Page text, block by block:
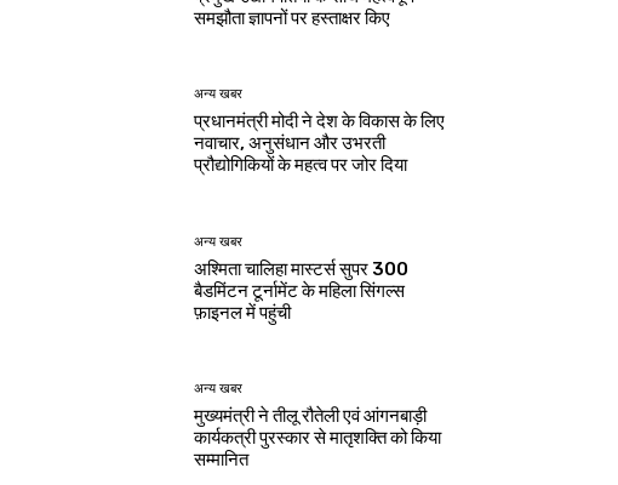
समझौता ज्ञापनों पर हस्‍ताक्षर किए
अन्य खबर
प्रधानमंत्री मोदी ने देश के विकास के लिए
नवाचार, अनुसंधान और उभरती
प्रौद्योगिकियों के महत्व पर जोर दिया
अन्य खबर
अश्मिता चालिहा मास्टर्स सुपर 300
बैडमिंटन टूर्नामेंट के महिला सिंगल्स
फ़ाइनल में पहुंची
अन्य खबर
मुख्यमंत्री ने तीलू रौतेली एवं आंगनबाड़ी
कार्यकत्री पुरस्कार से मातृशक्ति को किया
सम्मानित